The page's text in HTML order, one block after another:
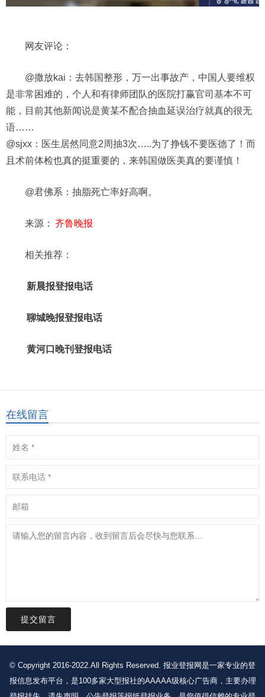
网友评论：
@撒放kai：去韩国整形，万一出事故产，中国人要维权
是非常困难的，个人和有律师团队的医院打赢官司基本不可
能，目前其他新闻说是黄某不配合抽血延误治疗就真的很无
语……
@sjxx：医生居然同意2周抽3次…..为了挣钱不要医德了！而
且术前体检也真的挺重要的，来韩国做医美真的要谨慎！
@君佛系：抽脂死亡率好高啊。
来源： 齐鲁晚报
相关推荐：
新晨报登报电话
聊城晚报登报电话
黄河口晚刊登报电话
在线留言
提交留言
© Copyright 2016-2022.All Rights Reserved. 报业登报网是一家专业的登
报信息发布平台，是100多家大型报社的AAAAA级核心广告商，主要办理